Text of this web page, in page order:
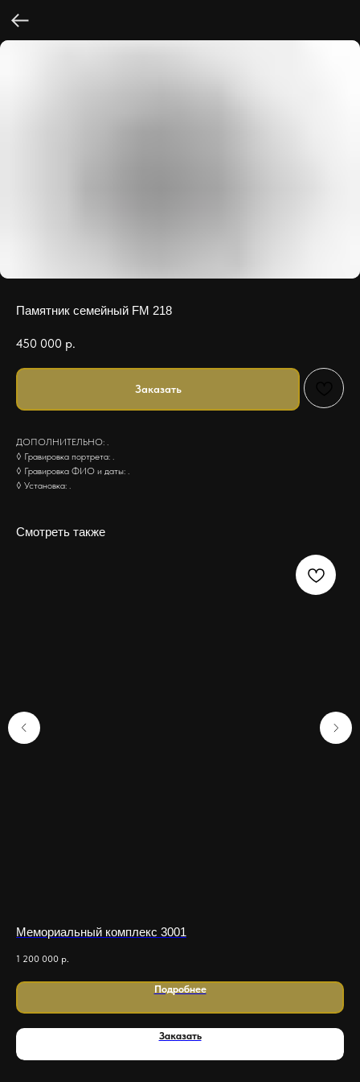
Памятник семейный FM 218
450 000 р.
Заказать
ДОПОЛНИТЕЛЬНО: .
◊ Гравировка портрета: .
◊ Гравировка ФИО и даты: .
◊ Установка: .
Смотреть также
Мемориальный комплекс 3001
1 200 000 р.
Подробнее
Заказать